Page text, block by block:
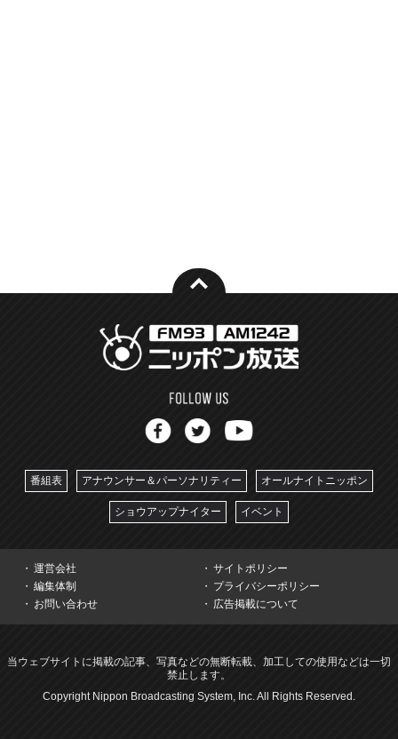
番組表 アナウンサー＆パーソナリティー オールナイトニッポン
ショウアップナイター イベント
運営会社
サイトポリシー
編集体制
プライバシーポリシー
お問い合わせ
広告掲載について
当ウェブサイトに掲載の記事、写真などの無断転載、加工しての使用などは一切
禁止します。
Copyright Nippon Broadcasting System, Inc. All Rights Reserved.